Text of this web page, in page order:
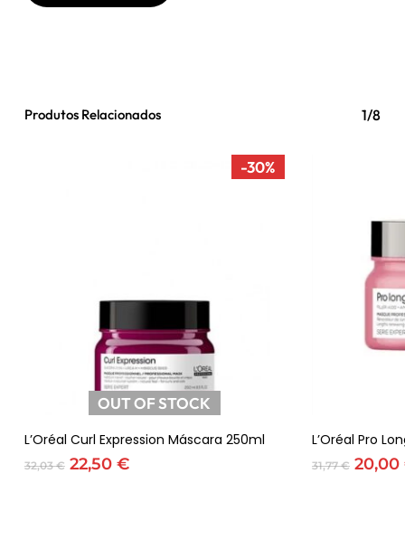
Produtos Relacionados 1/8
OUT OF STOCK
-30%
Ler Mais
L’Oréal Curl Expression Máscara 250ml
32,03€ O
22,50 €O
L’Oréal Pro
31,77€ O
20,00